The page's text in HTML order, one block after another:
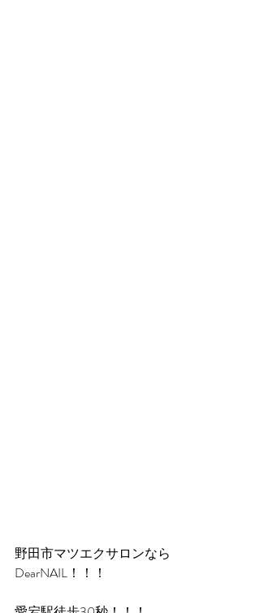
野田市マツエクサロンなら
DearNAIL！！！